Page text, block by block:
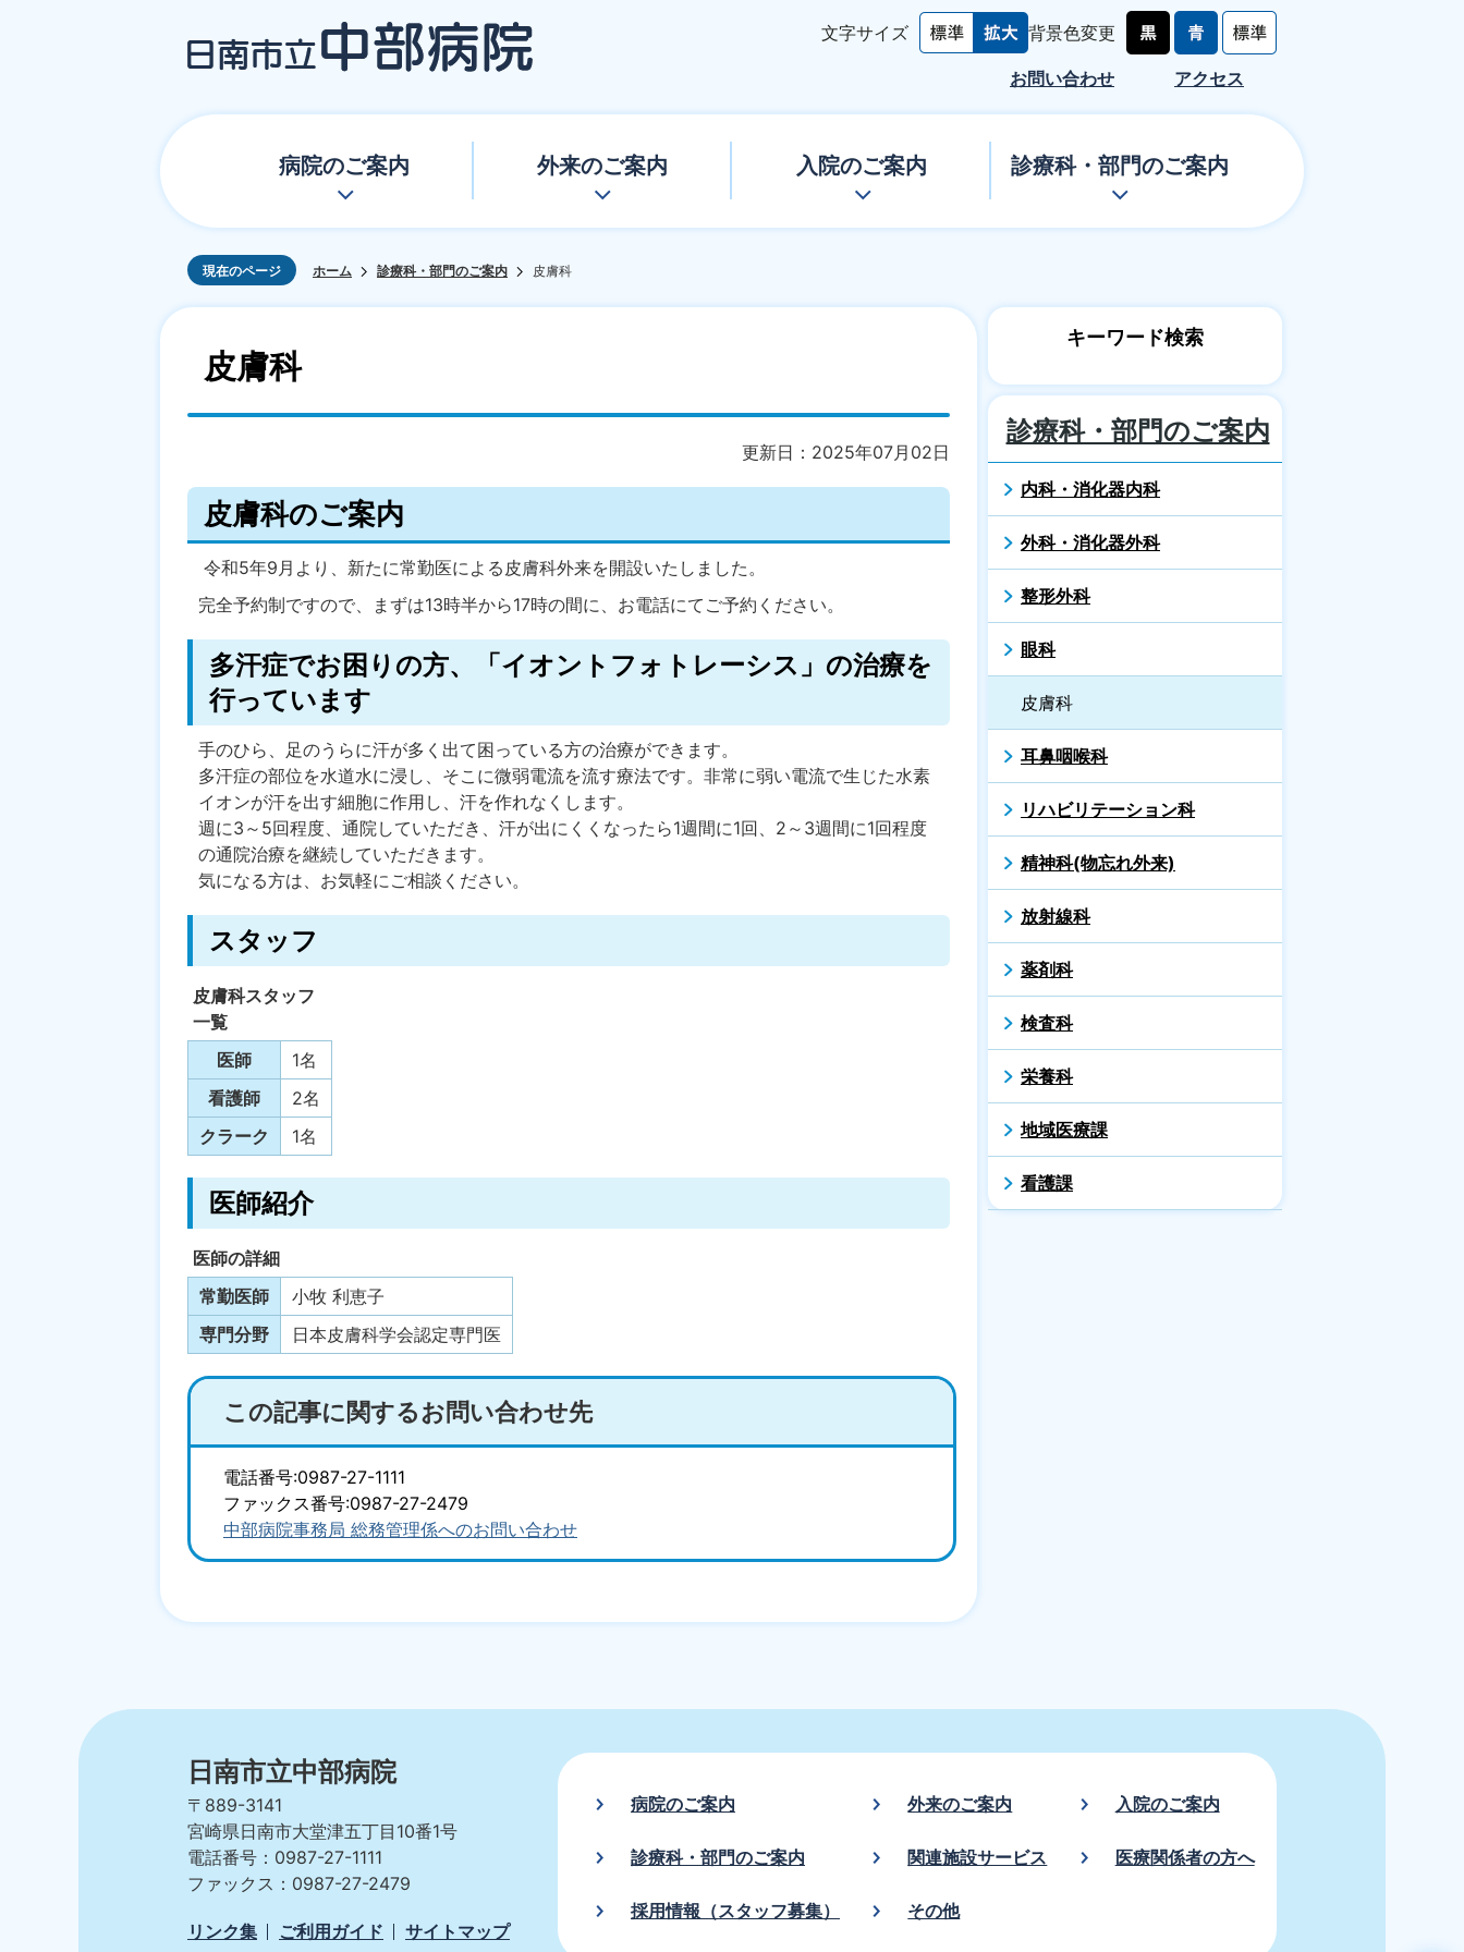
文字サイズ 背景色変更
お問い合わせ アクセス
病院のご案内 外来のご案内 入院のご案内 診療科・部門のご案内
現在のページ ホーム 診療科・部門のご案内 皮膚科
皮膚科
更新日：2025年07月02日
皮膚科のご案内
令和5年9月より、新たに常勤医による皮膚科外来を開設いたしました。
完全予約制ですので、まずは13時半から17時の間に、お電話にてご予約ください。
多汗症でお困りの方、「イオントフォトレーシス」の治療を
行っています
手のひら、足のうらに汗が多く出て困っている方の治療ができます。
多汗症の部位を水道水に浸し、そこに微弱電流を流す療法です。非常に弱い電流で生じた水素
イオンが汗を出す細胞に作用し、汗を作れなくします。
週に3～5回程度、通院していただき、汗が出にくくなったら1週間に1回、2～3週間に1回程度
の通院治療を継続していただきます。
気になる方は、お気軽にご相談ください。
スタッフ
皮膚科スタッフ
一覧
医師
1名
看護師
2名
クラーク
1名
医師紹介
医師の詳細
常勤医師
小牧 利恵子
専門分野
日本皮膚科学会認定専門医
この記事に関するお問い合わせ先
電話番号:0987-27-1111
ファックス番号:0987-27-2479
中部病院事務局 総務管理係へのお問い合わせ
キーワード検索
診療科・部門のご案内
内科・消化器内科
外科・消化器外科
整形外科
眼科
皮膚科
耳鼻咽喉科
リハビリテーション科
精神科(物忘れ外来)
放射線科
薬剤科
検査科
栄養科
地域医療課
看護課
日南市立中部病院
〒889-3141
宮崎県日南市大堂津五丁目10番1号
電話番号：0987-27-1111
ファックス：0987-27-2479
リンク集 ご利用ガイド サイトマップ
病院のご案内 外来のご案内 入院のご案内
診療科・部門のご案内 関連施設サービス 医療関係者の方へ
採用情報（スタッフ募集）
その他